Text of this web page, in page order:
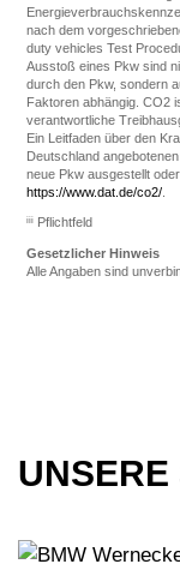
nach dem
duty vehicles Test
Ausstoß eines Pkw sind
durch den Pkw, sondern
Faktoren abhängig. CO2
verantwortliche
Ein Leitfaden über den
Deutschland
neue Pkw ausgestellt
https://www.dat.de/co2/
iii Pflichtfeld
Gesetzlicher Hinweis
Alle Angaben sind
UNSERE